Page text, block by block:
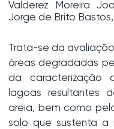
Valderez Moreira
Jorge de Brito Bastos,
Trata-se da
áreas degradadas
da caracterização
lagoas resultantes
areia, bem como
solo que sustenta a